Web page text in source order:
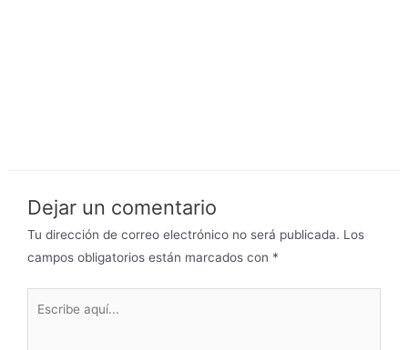
Dejar un comentario
Tu dirección de correo electrónico no será publicada. Los
campos obligatorios están marcados con *